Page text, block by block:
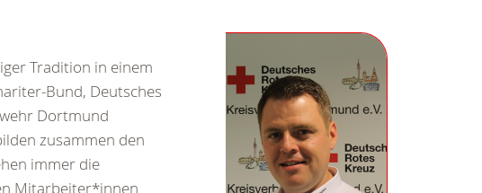
Tradition in einem
Bund, Deutsches
Dortmund
zusammen den
immer die
Mitarbeiter*innen